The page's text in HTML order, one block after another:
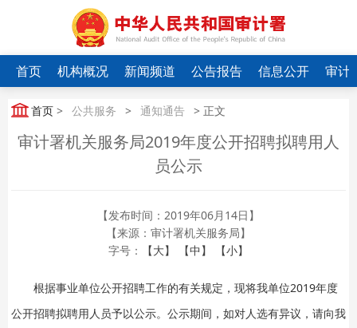
首页 机构概况 新闻频道 公告报告 信息公开 审计
首页 > 公共服务 > 通知通告 > 正文
审计署机关服务局2019年度公开招聘拟聘用人
员公示
【发布时间：2019年06月14日】
【来源：审计署机关服务局】
字号：
【大】 【中】 【小】
根据事业单位公开招聘工作的有关规定，现将我单位2019年度
公开招聘拟聘用人员予以公示。公示期间，如对人选有异议，请向我